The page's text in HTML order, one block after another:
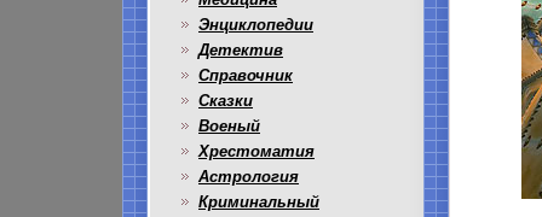
Энциклопедии
Детектив
Справочник
Сказки
Военый
Хрестоматия
Астрология
Криминальный